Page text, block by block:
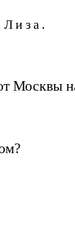
Лиза.